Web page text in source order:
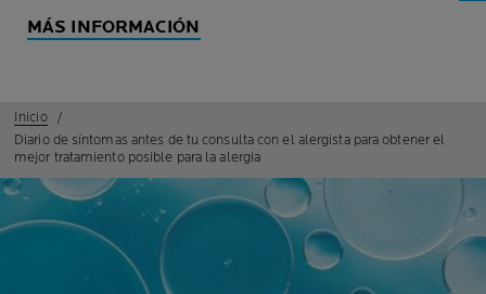
MÁS INFORMACIÓN
Inicio
Diario de síntomas antes de tu consulta con el alergista para obtener el
mejor tratamiento posible para la alergia